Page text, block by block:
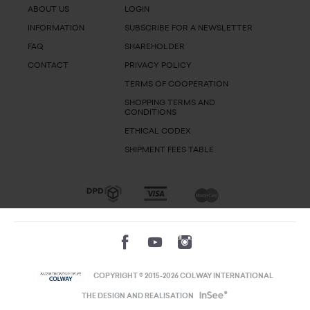
ABOUT US
INFORMATION
FAQ
CONTACT
LOGIN
SUBSCRIBE FOR A NEWSLETTER
SHAREHOLDER
PRIVACY POLICY
TERMS OF COOPERATION
SHOPPING TERMS AND
CONDITIONS
ETHICAL CODEX
SHIPMENT FEES TABLE
COPYRIGHT © 2015-2026 COLWAY INTERNATIONAL
THE DESIGN AND REALISATION